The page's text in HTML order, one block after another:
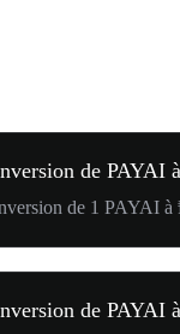
de PAYAI
de 1 PAYAI à
de PAYAI